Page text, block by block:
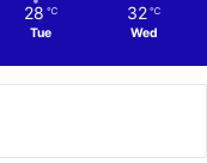
28 ℃
Tue
32 ℃
Wed